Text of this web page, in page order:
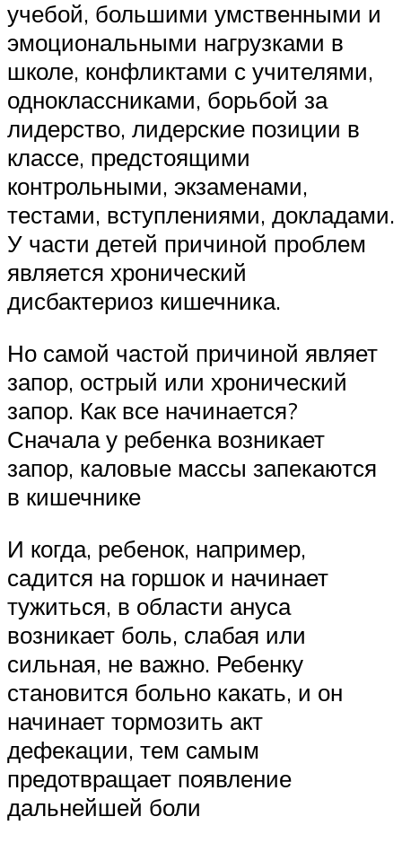
учебой, большими умственными и
эмоциональными нагрузками в
школе, конфликтами с учителями,
одноклассниками, борьбой за
лидерство, лидерские позиции в
классе, предстоящими
контрольными, экзаменами,
тестами, вступлениями, докладами.
У части детей причиной проблем
является хронический
дисбактериоз кишечника.
Но самой частой причиной являет
запор, острый или хронический
запор. Как все начинается?
Сначала у ребенка возникает
запор, каловые массы запекаются
в кишечнике
И когда, ребенок, например,
садится на горшок и начинает
тужиться, в области ануса
возникает боль, слабая или
сильная, не важно. Ребенку
становится больно какать, и он
начинает тормозить акт
дефекации, тем самым
предотвращает появление
дальнейшей боли